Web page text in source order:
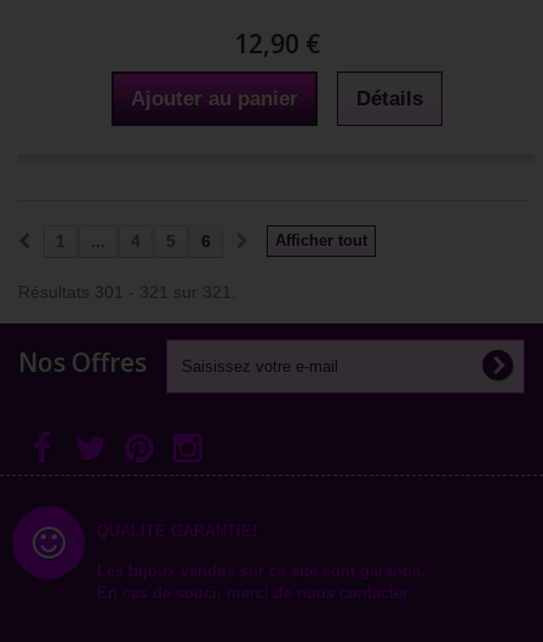
12,90 €
Ajouter au panier Détails
Afficher tout
1 ... 4 5 6
Résultats 301 - 321 sur 321.
Nos Offres
QUALITÉ GARANTIE!
Les bijoux vendus sur ce site sont garantis.
En cas de souci, merci de nous contacter.